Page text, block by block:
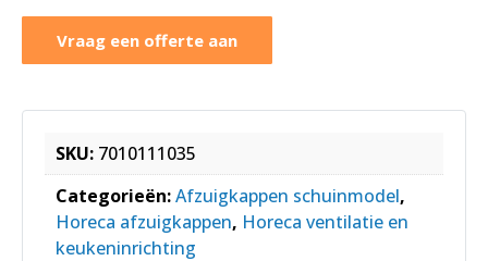
Vraag een offerte aan
SKU: 7010111035
Categorieën:Afzuigkappen schuinmodel,
Horeca afzuigkappen, Horeca ventilatie en
keukeninrichting